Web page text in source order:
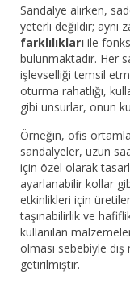
Sandalye alırken,
yeterli değildir; aynı
farklılıkları ile
bulunmaktadır. Her
işlevselliği temsil
oturma rahatlığı,
gibi unsurlar, onun
Örneğin, ofis
sandalyeler, uzun
için özel olarak
ayarlanabilir kollar
etkinlikleri için
taşınabilirlik ve
kullanılan
olması sebebiyle
getirilmiştir.